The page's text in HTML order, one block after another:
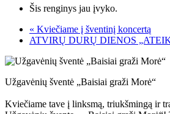
Šis renginys jau įvyko.
« Kviečiame į šventinį koncertą
ATVIRŲ DURŲ DIENOS
Užgavėnių šventė „Baisiai graži Morė“
Kviečiame tave į linksmą, triukšmingą ir